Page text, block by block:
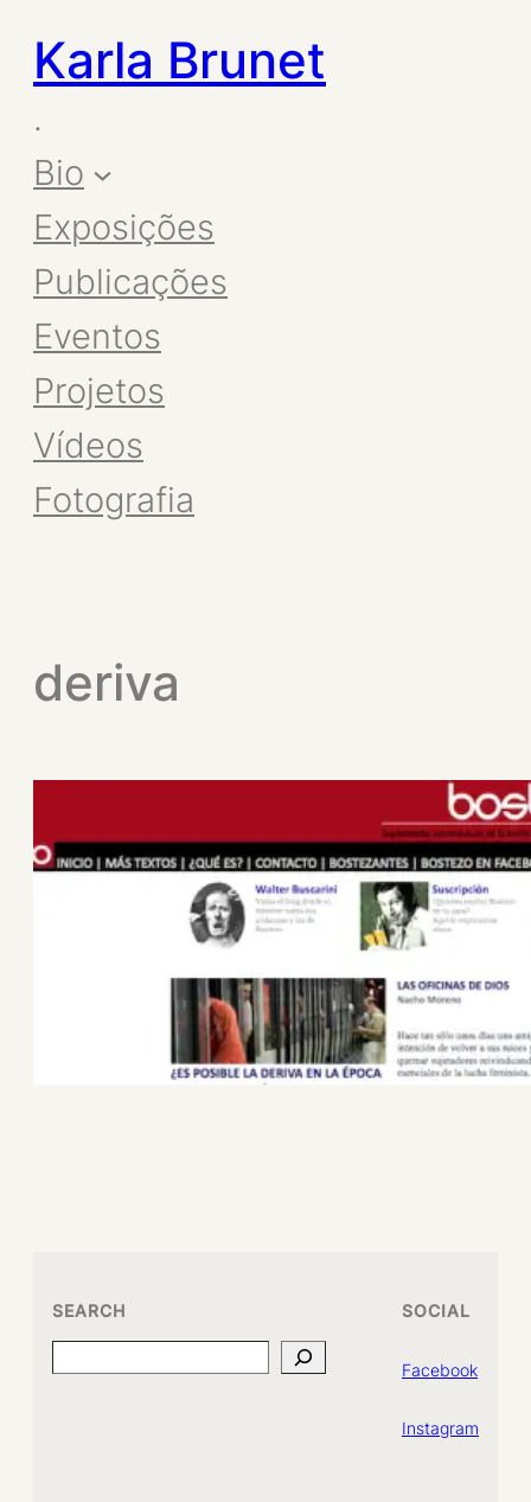
Karla Brunet
.
Bio
Exposições
Publicações
Eventos
Projetos
Vídeos
Fotografia
deriva
SEARCH
Search
SOCIAL
Facebook
Instagram